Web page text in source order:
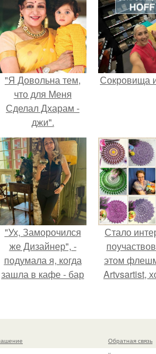
"Я Довольна тем,
что для Меня
Сделал Дхарам -
джи".
Сокровища
"Ух, Заморочился
же Дизайнер", -
подумала я, когда
зашла в кафе - бар
Стало
этом
Artvsartist,
больше
Обратная связь